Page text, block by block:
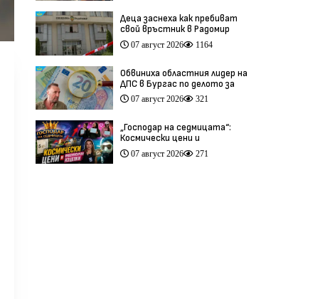
Деца заснеха как пребиват
свой връстник в Радомир
(видео)07 август 2026 1164
Обвиниха областния лидер на
ДПС в Бургас по делото за
схемата във ВиК
07 август 2026 321
„Господар на седмицата“:
Космически цени и
инфлуенсърски изцепки
(видео)
07 август 2026 271